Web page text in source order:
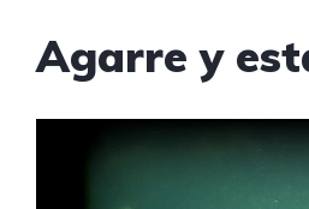
Agarre y